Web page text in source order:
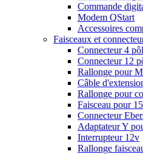
Commande
Modem QStart
Accessoires
Faisceaux et
Connecteur 4
Connecteur 12
Rallonge pour
Câble
Rallonge pour
Faisceau pour
Connecteur
Adaptateur Y
Interrupteur 12v
Rallonge